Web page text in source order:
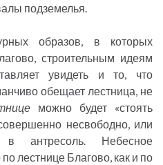
подземелья.
образов, в которых
строительным идеям
увидеть и то, что
обещает лестница, не
можно будет «стоять
несвободно, или
антресоль. Небесное
лестнице Благово, как и по